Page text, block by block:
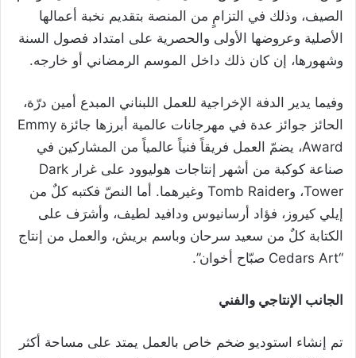
الصيف، وذلك في التزامٍ من المنصة بتقديم نخبة أعمالها
الأصلية وعروضها الأولى والحصرية على امتداد فصول السنة
وشهورها، إن كان ذلك داخل الموسم الرمضاني أو خارجه.
وفيما يدير الدفة الإخراجية للعمل اللبناني المبدع أمين درّة،
الحائز جوائز عدة في مهرجانات عالمية أبرزها جائزة Emmy
Award، يضمّ العمل فريقاً فنياً عالمياً من المشاركين في
صناعة كوكبة من أشهر إنتاجات هوليوود على غرار Dark
Tower، وTomb Raider وغيرهما. أما النصّ فكتبه كلٌ من
إيلي كيروز، فؤاد أرسانيوس ودافيد لطيف، وأشرَف على
الكتابة كلٌ من سعيد سرحان وباسم بريش، والعمل من إنتاج
“Cedars Art صبّاح أخوان”.
الجانب الإنتاجي والفني
تم إنشاء استوديو ضخم خاص بالعمل يمتد على مساحة أكثر